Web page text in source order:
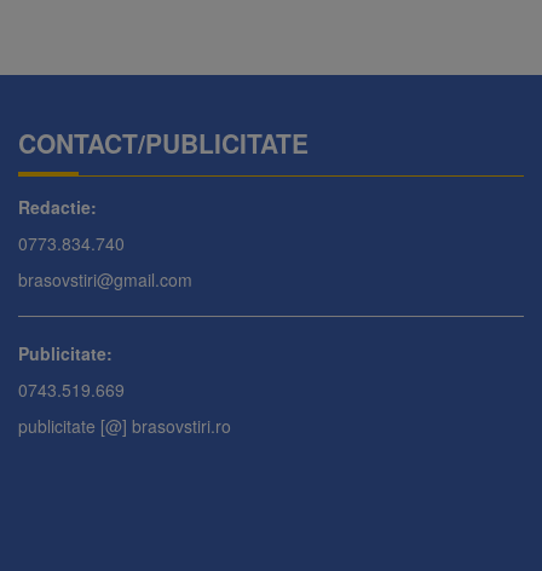
CONTACT/PUBLICITATE
Redactie:
0773.834.740
brasovstiri@gmail.com
Publicitate:
0743.519.669
publicitate [@] brasovstiri.ro